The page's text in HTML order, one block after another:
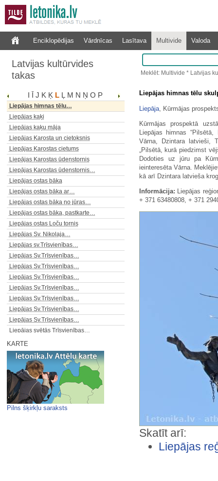
Enciklopēdijas Vārdnīcas Lasītava Multivide Valoda
Latvijas kultūrvides
takas
J K Ķ L Ļ M N Ņ O P
Leģendārā estrāde "Pūt, vējiņi"
Lejasgrestes liepa
Lielā tīreļa laipa Ķemeru purvā
Lielais bazārs Bērstelē
Lielais Zaļās kāpas loks
Lielauces ezera laivu bāze
Lielplatones muižas kungu…
Liepājas himnas tēlu…
Liepājas kaķi
Liepājas kaķu māja
Liepājas Karosta un cietoksnis
Liepājas Karostas cietums
Liepājas Karostas ūdenstornis
Liepājas Karostas ūdenstornis…
Liepājas ostas bāka
Liepājas ostas bāka ar…
Liepājas ostas bāka no jūras…
Liepājas ostas bāka, pastkarte…
Liepājas ostas Loču tornis
Liepājas Sv. Nikolaja…
Liepājas sv.Trīsvienības…
Liepājas Sv.Trīsvienības…
Liepājas Sv.Trīsvienības…
Liepājas Sv.Trīsvienības…
Liepājas Sv.Trīsvienības…
Liepājas Sv.Trīsvienības…
Liepājas Sv.Trīsvienības…
Liepājas Sv.Trīsvienības…
Liepājas svētās Trīsvienības…
Liepājas Svētās Trīsvienības…
Liepājas svētās Trīsvienības…
Liepājas svētās Trīsvienības…
Lieparu senkapi
Liepiņu kalns
Līgatnes fabrika - Rīgas…
Līgatnes kultūras nams - m/f…
KARTE
Pilns šķirkļu saraksts
Meklēt: Multivide * Latvijas
Liepājas himnas tēlu
Liepāja, Kūrmājas
Kūrmājas prospektā
Liepājas himnas
Vārna, Dzintara latvieši,
„Pilsētā, kurā piedzimst
Dodoties uz jūru pa
ieinteresēta Vārna.
kā arī Dzintara latvieša
Informācija: Liepājas
+ 371 63480808, + 371
Skatīt arī:
Liepājas